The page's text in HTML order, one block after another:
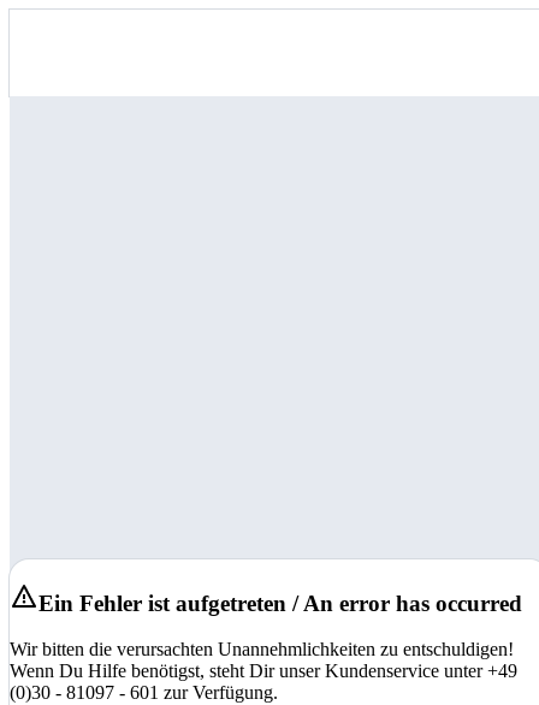
Ein Fehler ist aufgetreten / An error has occurred
Wir bitten die verursachten Unannehmlichkeiten zu entschuldigen!
Wenn Du Hilfe benötigst, steht Dir unser Kundenservice unter +49
(0)30 - 81097 - 601 zur Verfügung.